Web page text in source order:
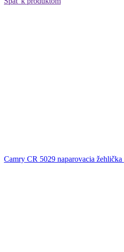
Camry CR 5029 naparovacia žehlička